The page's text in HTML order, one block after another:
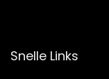
Snelle Links